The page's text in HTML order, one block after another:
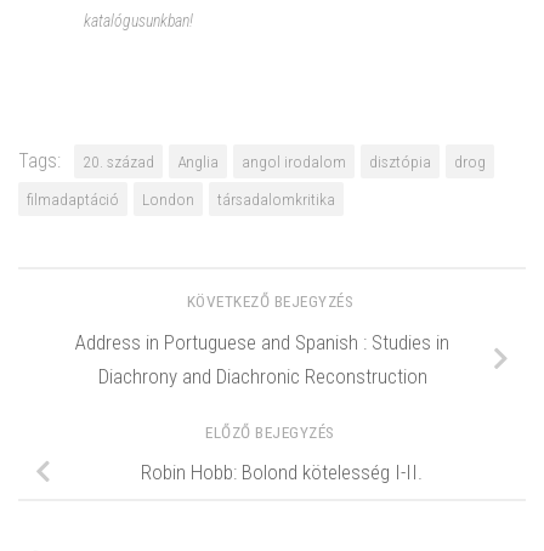
katalógusunkban!
Tags: 20. század Anglia angol irodalom disztópia
drog
filmadaptáció
London társadalomkritika
KÖVETKEZŐ BEJEGYZÉS
Address in Portuguese and Spanish : Studies in
Diachrony and Diachronic Reconstruction
ELŐZŐ BEJEGYZÉS
Robin Hobb: Bolond ​kötelesség I-II.